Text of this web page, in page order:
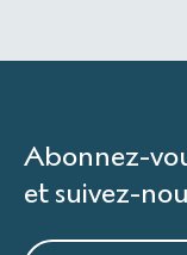
Abonnez-
et suivez-